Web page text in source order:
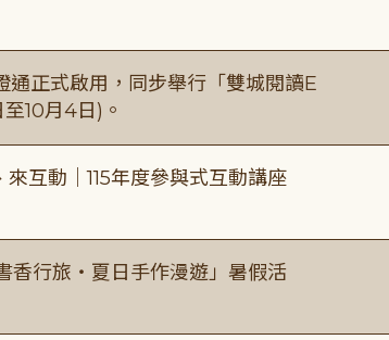
通正式啟用，同步舉行「雙城閱讀E
10月4日)。
互動｜115年度參與式互動講座
香行旅・夏日手作漫遊」暑假活